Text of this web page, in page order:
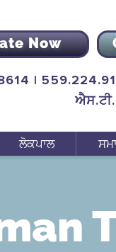
Now
|
ਐਸ.ਟੀ.
ਲੋਕਪਾਲ